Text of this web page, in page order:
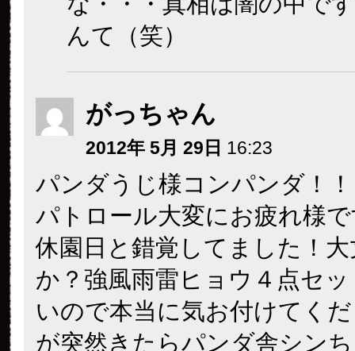
んて（笑）
がっちゃん
2012年 5月 29日 16:23
パンダうじ様コンパンダ！
パトロール大変にお疲れ様
休園日と錯覚してました！
か？強風雨雷ヒョウ４点セ
いので本当に気お付けてく
が突然きたらパンダ舎シン